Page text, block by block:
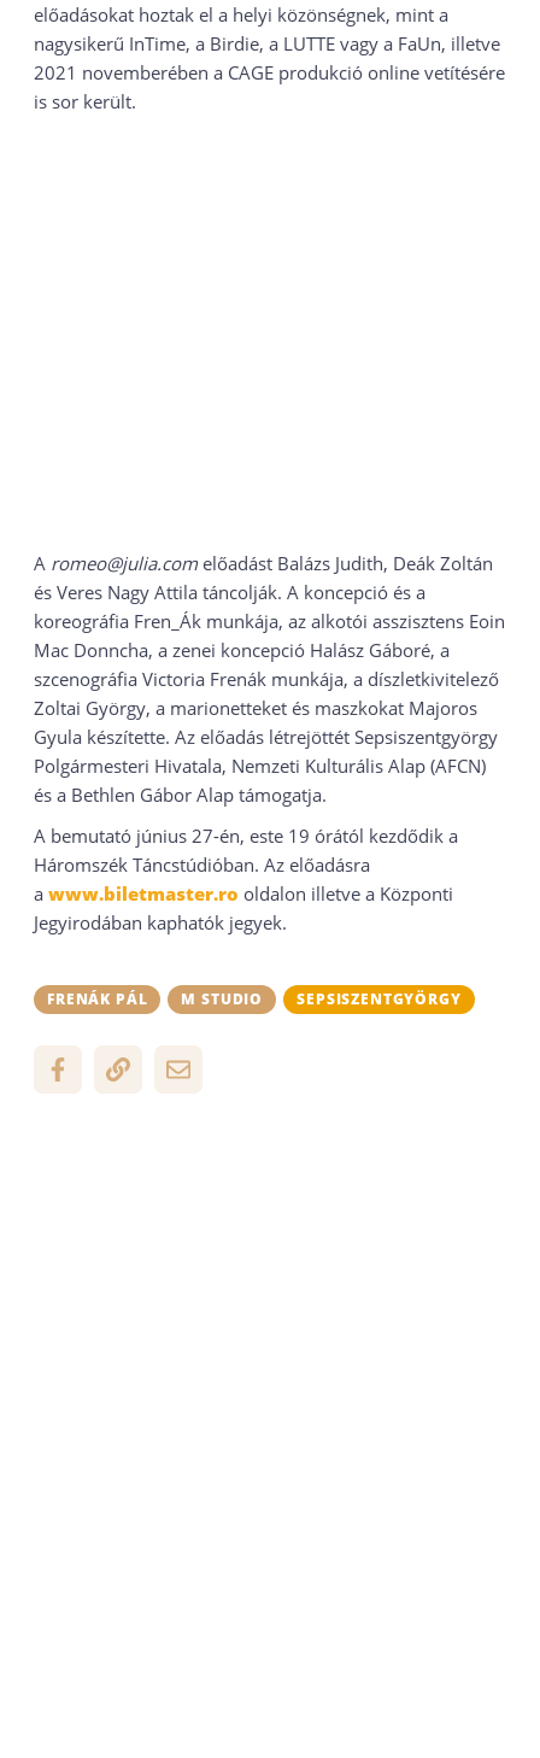
előadásokat hoztak el a helyi közönségnek, mint a
nagysikerű InTime, a Birdie, a LUTTE vagy a FaUn, illetve
2021 novemberében a CAGE produkció online vetítésére
is sor került.
A romeo@julia.comelőadást Balázs Judith, Deák Zoltán
és Veres Nagy Attila táncolják. A koncepció és a
koreográfia Fren_Ák munkája, az alkotói asszisztens Eoin
Mac Donncha, a zenei koncepció Halász Gáboré, a
szcenográfia Victoria Frenák munkája, a díszletkivitelező
Zoltai György, a marionetteket és maszkokat Majoros
Gyula készítette. Az előadás létrejöttét Sepsiszentgyörgy
Polgármesteri Hivatala, Nemzeti Kulturális Alap (AFCN)
és a Bethlen Gábor Alap támogatja.
A bemutató június 27-én, este 19 órától kezdődik a
Háromszék Táncstúdióban. Az előadásra
a www.biletmaster.ro oldalon illetve a Központi
Jegyirodában kaphatók jegyek.
FRENÁK PÁL M STUDIO SEPSISZENTGYÖRGY